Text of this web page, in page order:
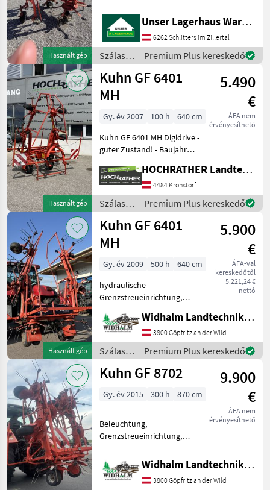
Használt gép
telefonisch, ob die von
Ihnen angefragte
Gebrauchtmaschine aktuell
bei uns am am Lager steht.
Unser Lagerhaus Warenhandelsges.m.b.H.
6262 Schlitters im Zillertal
Szálastakarmány
betakarítók
/ Kuhn
Premium Plus kereskedő
Használt gép
Kuhn GF 6401
MH
5.490
€
ÁFA nem
érvényesíthető
Gy. év 2007 100 h
640 cm
Kuhn GF 6401 MH Digidrive -
guter Zustand! - Baujahr
- 6 Kreiseln mit je 6 Zinken -
Hydr. Klappung -
Beleuchtung mit
Warntafeln
HOCHRATHER Landtechnik GmbH
4484 Kronstorf
Szálastakarmány
betakarítók
/ Kuhn
Premium Plus kereskedő
Használt gép
Kuhn GF 6401
MH
5.900
€
ÁFA-val
kereskedőtől
5.221,24 €
nettó
Gy. év 2009 500 h
640 cm
hydraulische
Grenzstreueinrichtung,
Doppelbereifung,
wartungsfreier digidrive
Klauenkupplung Antrieb ,
keine Weitwinkelgelenke,
neuwertige Zinken. sofor
Widhalm Landtechnik GmbH
3800 Göpfritz an der Wild
Szálastakarmány
betakarítók
/ Kuhn
Premium Plus kereskedő
Kuhn GF 8702
9.900
€
ÁFA nem
érvényesíthető
Gy. év 2015 300 h 870 cm
Beleuchtung,
Grenzstreueinrichtung,
Vontatott rendkezelő,
Függesztett rendkezelő,
Világítás, határszóró-
Widhalm Landtechnik GmbH
3800 Göpfritz an der Wild